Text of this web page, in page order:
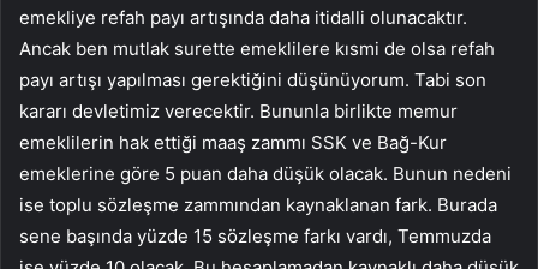
emekliye refah payı artışında daha itidalli olunacaktır.
Ancak ben mutlak surette emeklilere kısmi de olsa refah
payı artışı yapılması gerektiğini düşünüyorum. Tabi son
kararı devletimiz verecektir. Bununla birlikte memur
emeklilerin hak ettiği maaş zammı SSK ve Bağ-Kur
emeklerine göre 5 puan daha düşük olacak. Bunun nedeni
ise toplu sözleşme zammından kaynaklanan fark. Burada
sene başında yüzde 15 sözleşme farkı vardı, Temmuzda